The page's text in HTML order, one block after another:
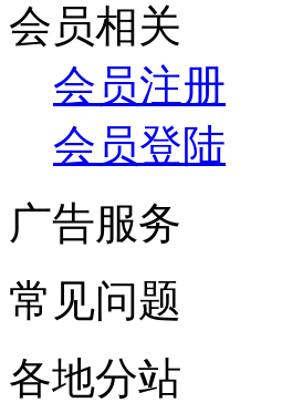
会员相关
会员注册
会员登陆
广告服务
常见问题
各地分站